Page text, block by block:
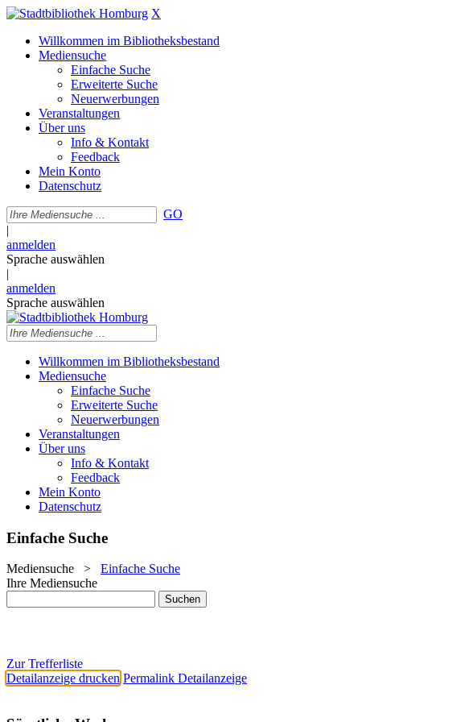
X
Willkommen im Bibliotheksbestand
Mediensuche
Einfache Suche
Erweiterte Suche
Neuerwerbungen
Veranstaltungen
Über uns
Info & Kontakt
Feedback
Mein Konto
Datenschutz
GO
|
anmelden
Sprache auswählen
|
anmelden
Sprache auswählen
Willkommen im Bibliotheksbestand
Mediensuche
Einfache Suche
Erweiterte Suche
Neuerwerbungen
Veranstaltungen
Über uns
Info & Kontakt
Feedback
Mein Konto
Datenschutz
Einfache Suche
Mediensuche > Einfache Suche
Ihre Mediensuche
Zur Trefferliste
Detailanzeige drucken Permalink Detailanzeige